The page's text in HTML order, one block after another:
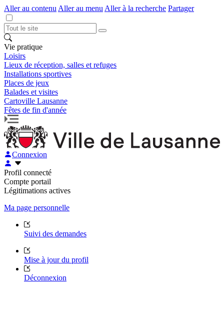
Aller au contenu Aller au menu Aller à la recherche Partager
Vie pratique
Loisirs
Lieux de réception, salles et refuges
Installations sportives
Places de jeux
Balades et visites
Cartoville Lausanne
Fêtes de fin d'année
Connexion
Profil connecté
Compte portail
Légitimations actives
Ma page personnelle
Suivi des demandes
Mise à jour du profil
Déconnexion